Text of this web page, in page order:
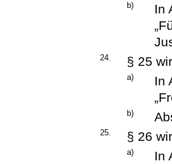
b)
In
24. § 25
a)
In
b)
25. § 26
a)
In